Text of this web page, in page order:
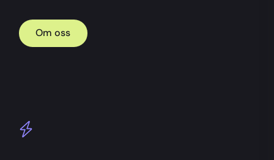
Om oss